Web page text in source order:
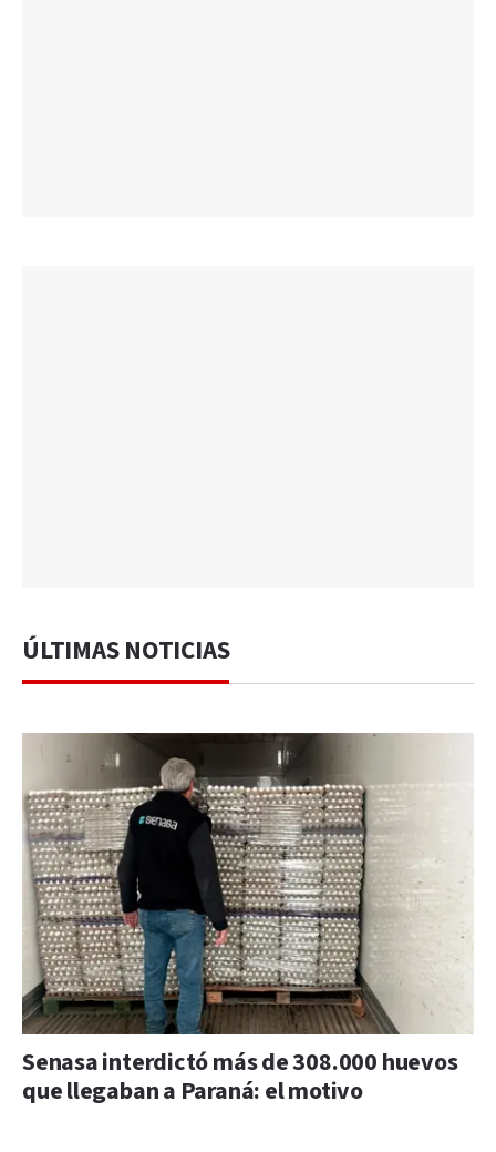
ÚLTIMAS NOTICIAS
Senasa interdictó más de 308.000 huevos
que llegaban a Paraná: el motivo